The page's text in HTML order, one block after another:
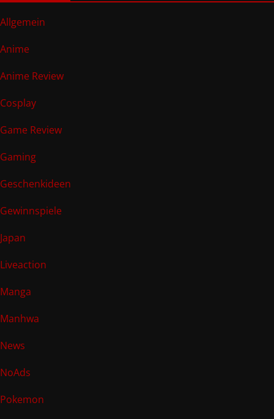
Allgemein
Anime
Anime Review
Cosplay
Game Review
Gaming
Geschenkideen
Gewinnspiele
Japan
Liveaction
Manga
Manhwa
News
NoAds
Pokemon